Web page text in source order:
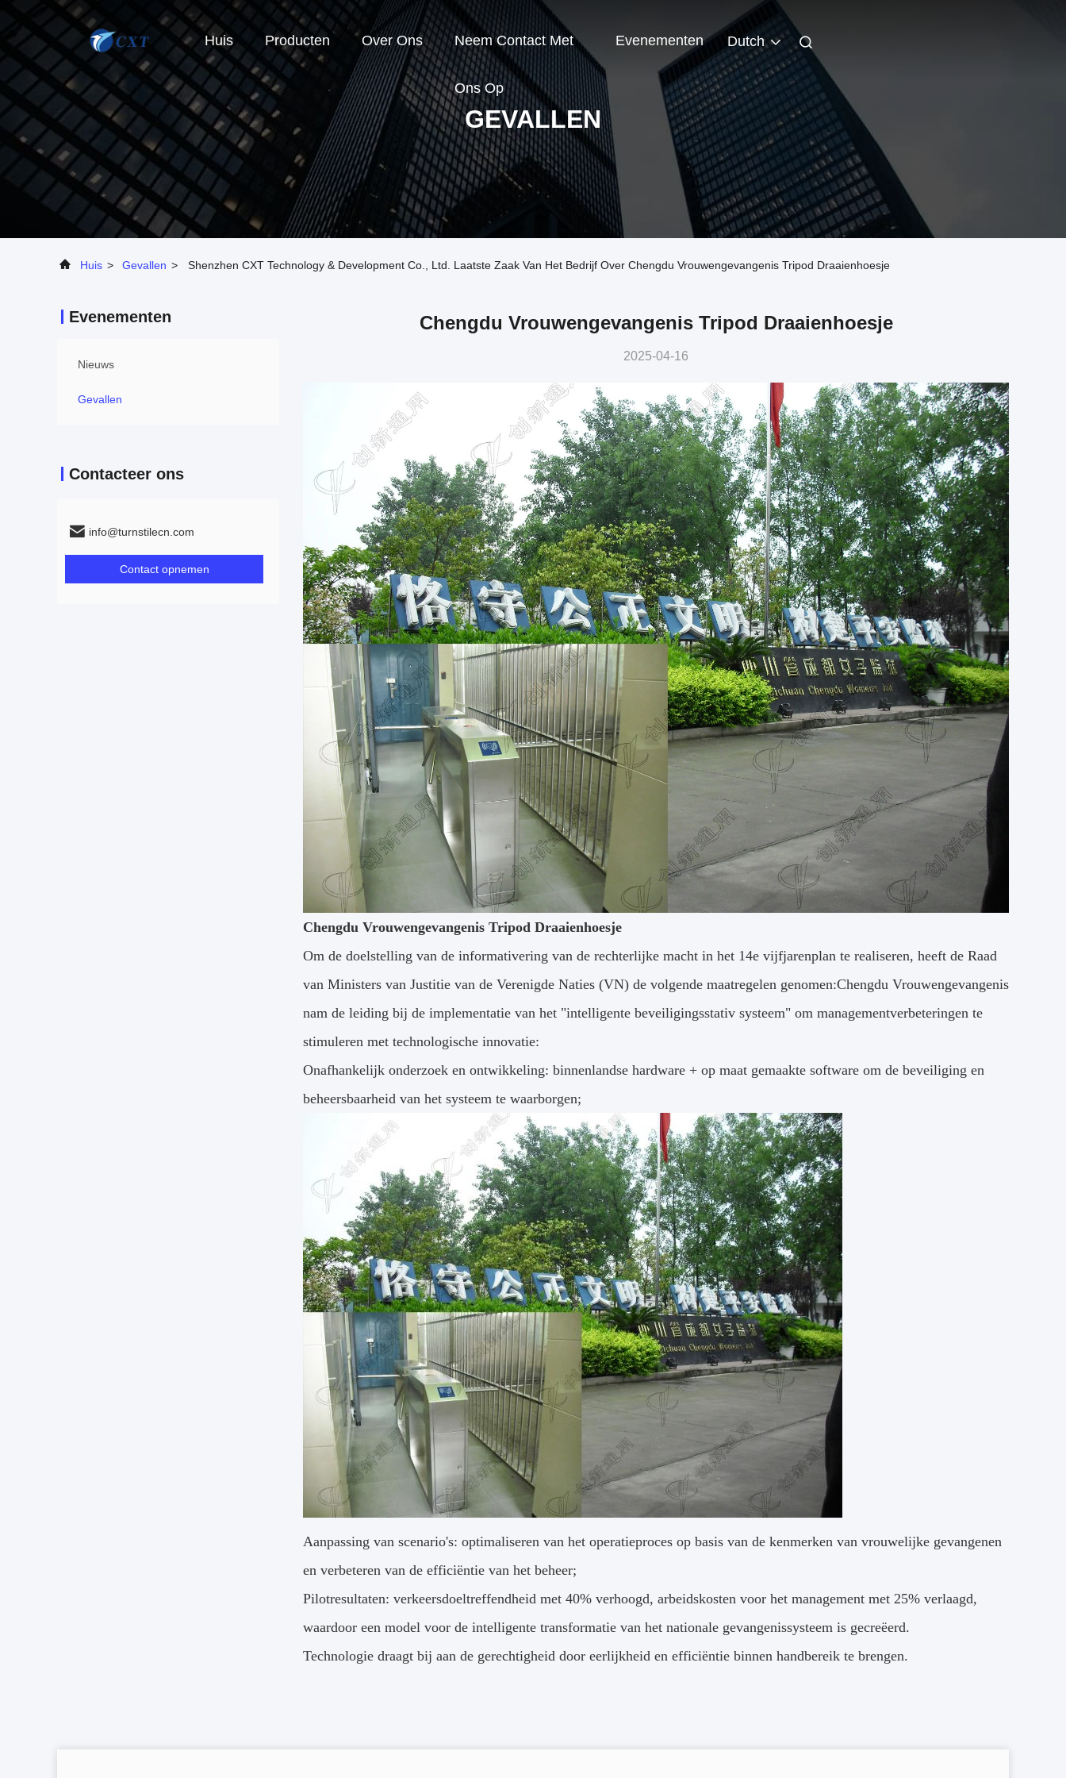
Huis Producten Over Ons Neem Contact Met
Ons Op
Evenementen Dutch
GEVALLEN
Huis > Gevallen > Shenzhen CXT Technology & Development Co., Ltd. Laatste Zaak Van Het Bedrijf Over Chengdu Vrouwengevangenis Tripod Draaienhoesje
Evenementen
Nieuws
Gevallen
Contacteer ons
info@turnstilecn.com
Contact opnemen
Chengdu Vrouwengevangenis Tripod Draaienhoesje
2025-04-16
Chengdu Vrouwengevangenis Tripod Draaienhoesje
Om de doelstelling van de informativering van de rechterlijke macht in het 14e vijfjarenplan te realiseren, heeft de Raad
van Ministers van Justitie van de Verenigde Naties (VN) de volgende maatregelen genomen:Chengdu Vrouwengevangenis
nam de leiding bij de implementatie van het "intelligente beveiligingsstativ systeem" om managementverbeteringen te
stimuleren met technologische innovatie:
Onafhankelijk onderzoek en ontwikkeling: binnenlandse hardware + op maat gemaakte software om de beveiliging en
beheersbaarheid van het systeem te waarborgen;
Aanpassing van scenario's: optimaliseren van het operatieproces op basis van de kenmerken van vrouwelijke gevangenen
en verbeteren van de efficiëntie van het beheer;
Pilotresultaten: verkeersdoeltreffendheid met 40% verhoogd, arbeidskosten voor het management met 25% verlaagd,
waardoor een model voor de intelligente transformatie van het nationale gevangenissysteem is gecreëerd.
Technologie draagt bij aan de gerechtigheid door eerlijkheid en efficiëntie binnen handbereik te brengen.